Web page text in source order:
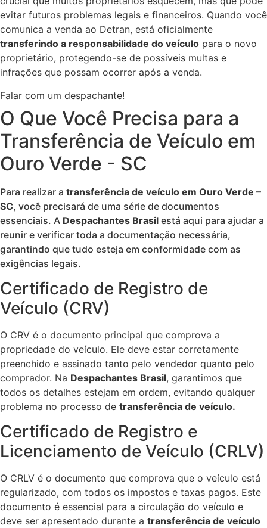
evitar futuros problemas legais e financeiros. Quando você
comunica a venda ao Detran, está oficialmente
transferindo a responsabilidade do veículo para o novo
proprietário, protegendo-se de possíveis multas e
infrações que possam ocorrer após a venda.
Falar com um despachante!
O Que Você Precisa para a
Transferência de Veículo em
Ouro Verde - SC
Para realizar a transferência de veículo em Ouro Verde –
SC, você precisará de uma série de documentos
essenciais. A Despachantes Brasil está aqui para ajudar a
reunir e verificar toda a documentação necessária,
garantindo que tudo esteja em conformidade com as
exigências legais.
Certificado de Registro de
Veículo (CRV)
O CRV é o documento principal que comprova a
propriedade do veículo. Ele deve estar corretamente
preenchido e assinado tanto pelo vendedor quanto pelo
comprador. Na Despachantes Brasil, garantimos que
todos os detalhes estejam em ordem, evitando qualquer
problema no processo de transferência de veículo.
Certificado de Registro e
Licenciamento de Veículo (CRLV)
O CRLV é o documento que comprova que o veículo está
regularizado, com todos os impostos e taxas pagos. Este
documento é essencial para a circulação do veículo e
deve ser apresentado durante a transferência de veículo